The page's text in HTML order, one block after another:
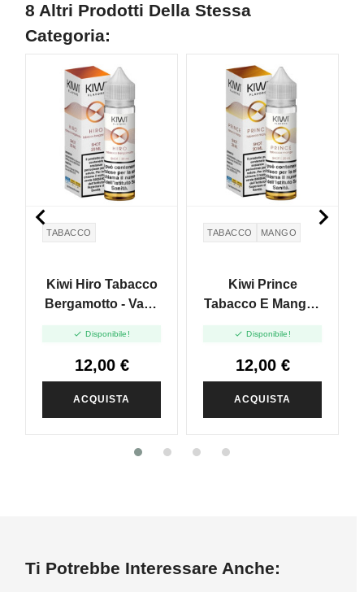
8 Altri Prodotti Della Stessa
Categoria:
TABACCO
Kiwi Hiro Tabacco
Bergamotto - Vape
 Disponibile!
12,00 €
ACQUISTA
TABACCO MANGO
Kiwi Prince
Tabacco E Mango -
 Disponibile!
12,00 €
ACQUISTA
 
Ti Potrebbe Interessare Anche: